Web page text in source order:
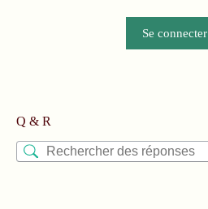
Se connecter
Q & R